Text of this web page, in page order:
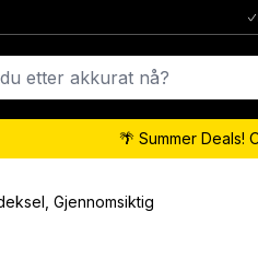
🌴 Summer Deals!
Gjennomsiktig